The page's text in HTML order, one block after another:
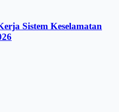
Sistem Keselamatan